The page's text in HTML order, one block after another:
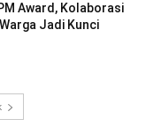
Award, Kolaborasi
Jadi Kunci